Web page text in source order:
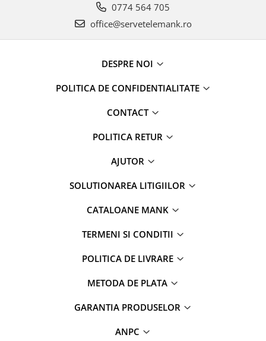
0774 564 705
office@servetelemank.ro
DESPRE NOI
POLITICA DE CONFIDENTIALITATE
CONTACT
POLITICA RETUR
AJUTOR
SOLUTIONAREA LITIGIILOR
CATALOANE MANK
TERMENI SI CONDITII
POLITICA DE LIVRARE
METODA DE PLATA
GARANTIA PRODUSELOR
ANPC